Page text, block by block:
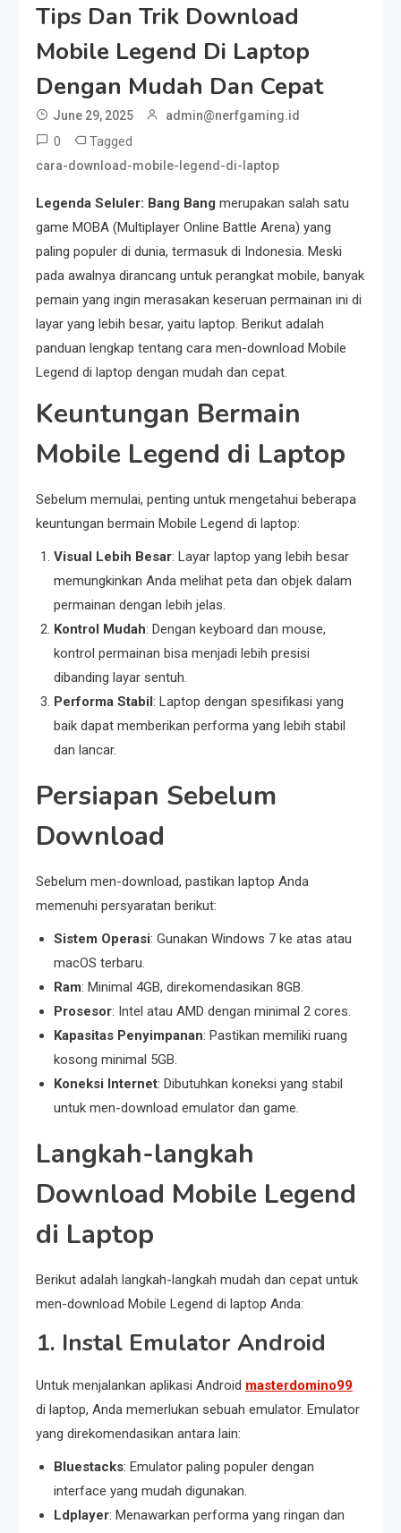
Tips Dan Trik Download
Mobile Legend Di Laptop
Dengan Mudah Dan Cepat
June 29, 2025 admin@nerfgaming.id
0 Tagged
cara-download-mobile-legend-di-laptop
Legenda Seluler: Bang Bang merupakan salah satu
game MOBA (Multiplayer Online Battle Arena) yang
paling populer di dunia, termasuk di Indonesia. Meski
pada awalnya dirancang untuk perangkat mobile, banyak
pemain yang ingin merasakan keseruan permainan ini di
layar yang lebih besar, yaitu laptop. Berikut adalah
panduan lengkap tentang cara men-download Mobile
Legend di laptop dengan mudah dan cepat.
Keuntungan Bermain
Mobile Legend di Laptop
Sebelum memulai, penting untuk mengetahui beberapa
keuntungan bermain Mobile Legend di laptop:
Visual Lebih Besar: Layar laptop yang lebih besar
memungkinkan Anda melihat peta dan objek dalam
permainan dengan lebih jelas.
Kontrol Mudah: Dengan keyboard dan mouse,
kontrol permainan bisa menjadi lebih presisi
dibanding layar sentuh.
Performa Stabil: Laptop dengan spesifikasi yang
baik dapat memberikan performa yang lebih stabil
dan lancar.
Persiapan Sebelum
Download
Sebelum men-download, pastikan laptop Anda
memenuhi persyaratan berikut:
Sistem Operasi: Gunakan Windows 7 ke atas atau
macOS terbaru.
Ram: Minimal 4GB, direkomendasikan 8GB.
Prosesor: Intel atau AMD dengan minimal 2 cores.
Kapasitas Penyimpanan: Pastikan memiliki ruang
kosong minimal 5GB.
Koneksi Internet: Dibutuhkan koneksi yang stabil
untuk men-download emulator dan game.
Langkah-langkah
Download Mobile Legend
di Laptop
Berikut adalah langkah-langkah mudah dan cepat untuk
men-download Mobile Legend di laptop Anda:
1. Instal Emulator Android
Untuk menjalankan aplikasi Android masterdomino99
di laptop, Anda memerlukan sebuah emulator. Emulator
yang direkomendasikan antara lain:
Bluestacks: Emulator paling populer dengan
interface yang mudah digunakan.
Ldplayer: Menawarkan performa yang ringan dan